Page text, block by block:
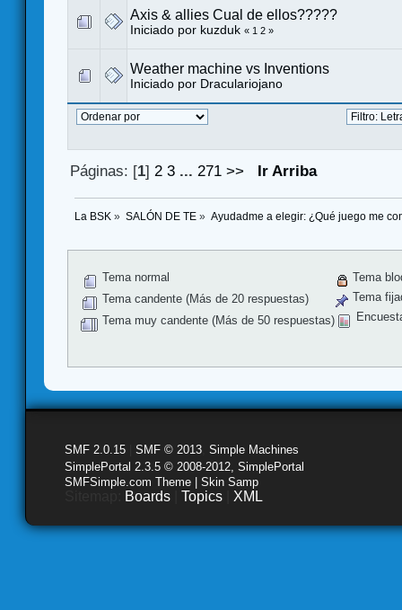
Axis & allies Cual de ellos?????
Iniciado por kuzduk « 1 2 »
Weather machine vs Inventions
Iniciado por Draculariojano
Páginas: [1] 2 3 ... 271 >> Ir Arriba
La BSK » SALÓN DE TE» Ayudadme a elegir: ¿Qué juego me
Tema normal
Tema candente (Más de 20 respuestas)
Tema muy candente (Más de 50 respuestas)
Tema
Tema
SMF 2.0.15 SMF © 2013 Simple Machines
SimplePortal 2.3.5 © 2008-2012, SimplePortal
SMFSimple.com Theme | Skin Samp
Boards Topics XML